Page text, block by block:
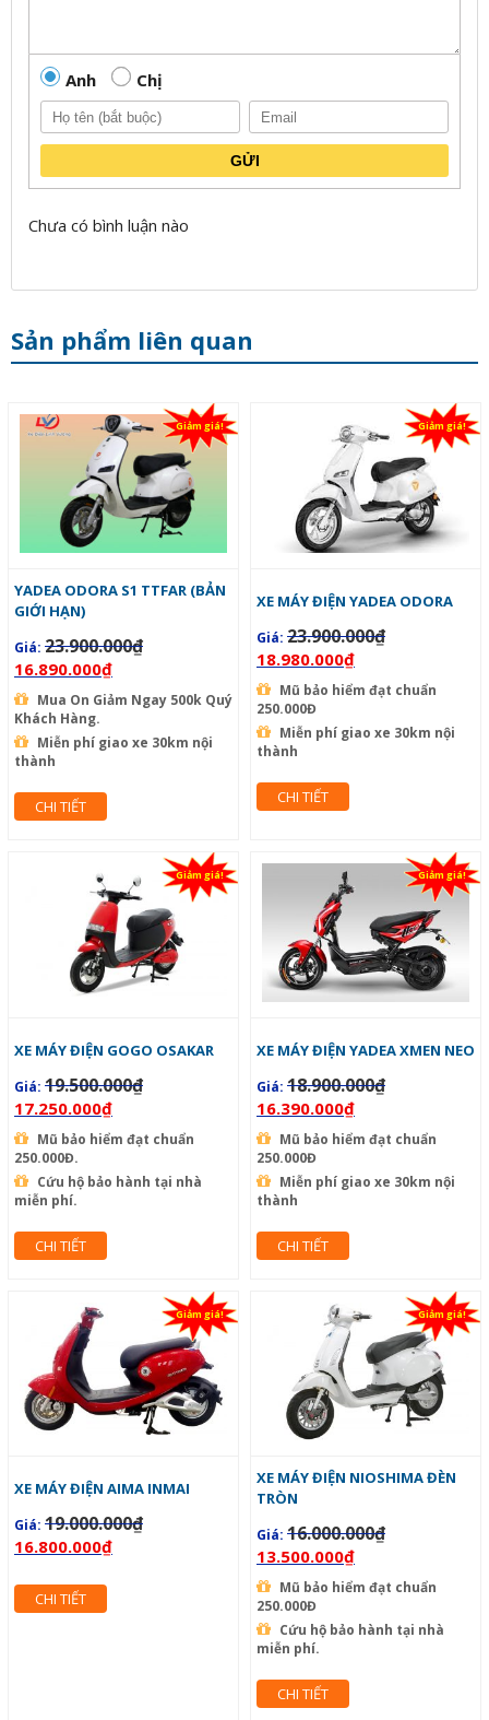
Anh Chị
GỬI
Chưa có bình luận nào
Sản phẩm liên quan
Giảm giá!
YADEA ODORA S1 TTFAR (BẢN
GIỚI HẠN)
Giá: 23.900.000₫
16.890.000₫
Mua On Giảm Ngay 500k Quý
Khách Hàng.
Miễn phí giao xe 30km nội
thành
CHI TIẾT
Giảm giá!
XE MÁY ĐIỆN YADEA ODORA
Giá: 23.900.000₫
18.980.000₫
Mũ bảo hiểm đạt chuẩn
250.000Đ
Miễn phí giao xe 30km nội
thành
CHI TIẾT
Giảm giá!
XE MÁY ĐIỆN GOGO OSAKAR
Giá: 19.500.000₫
17.250.000₫
Mũ bảo hiểm đạt chuẩn
250.000Đ.
Cứu hộ bảo hành tại nhà
miễn phí.
CHI TIẾT
Giảm giá!
XE MÁY ĐIỆN YADEA XMEN NEO
Giá: 18.900.000₫
16.390.000₫
Mũ bảo hiểm đạt chuẩn
250.000Đ
Miễn phí giao xe 30km nội
thành
CHI TIẾT
Giảm giá!
XE MÁY ĐIỆN AIMA INMAI
Giá: 19.000.000₫
16.800.000₫
CHI TIẾT
Giảm giá!
XE MÁY ĐIỆN NIOSHIMA ĐÈN
TRÒN
Giá: 16.000.000₫
13.500.000₫
Mũ bảo hiểm đạt chuẩn
250.000Đ
Cứu hộ bảo hành tại nhà
miễn phí.
CHI TIẾT